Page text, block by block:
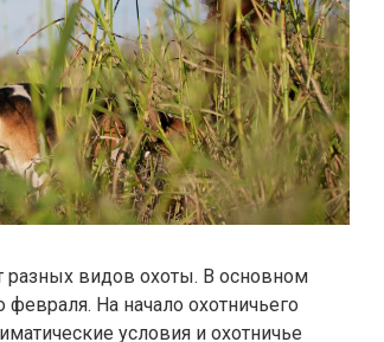
разных видов охоты. В основном
февраля. На начало охотничьего
условия и охотничье